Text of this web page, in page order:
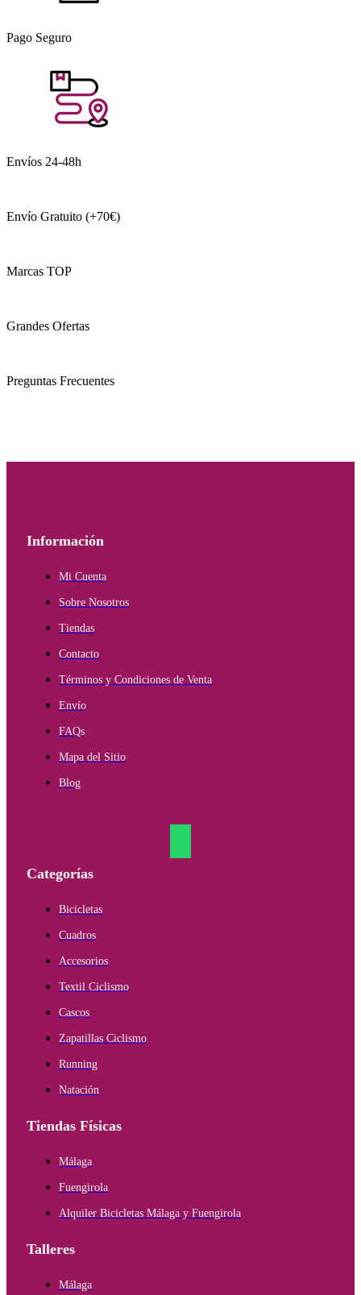
Pago Seguro
Envíos 24-48h
Envío Gratuito (+70€)
Marcas TOP
Grandes Ofertas
Preguntas Frecuentes
Información
Mi Cuenta
Sobre Nosotros
Tiendas
Contacto
Términos y Condiciones de Venta
Envío
FAQs
Mapa del Sitio
Blog
Categorías
Bicicletas
Cuadros
Accesorios
Textil Ciclismo
Cascos
Zapatillas Ciclismo
Running
Natación
Tiendas Físicas
Málaga
Fuengirola
Alquiler Bicicletas Málaga y Fuengirola
Talleres
Málaga